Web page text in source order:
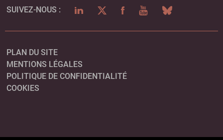
SUIVEZ-NOUS : LINKEDINTWITTERFACEBOOKYOUTUBEBLUESKY
PLAN DU SITE
MENTIONS LÉGALES
POLITIQUE DE CONFIDENTIALITÉ
COOKIES